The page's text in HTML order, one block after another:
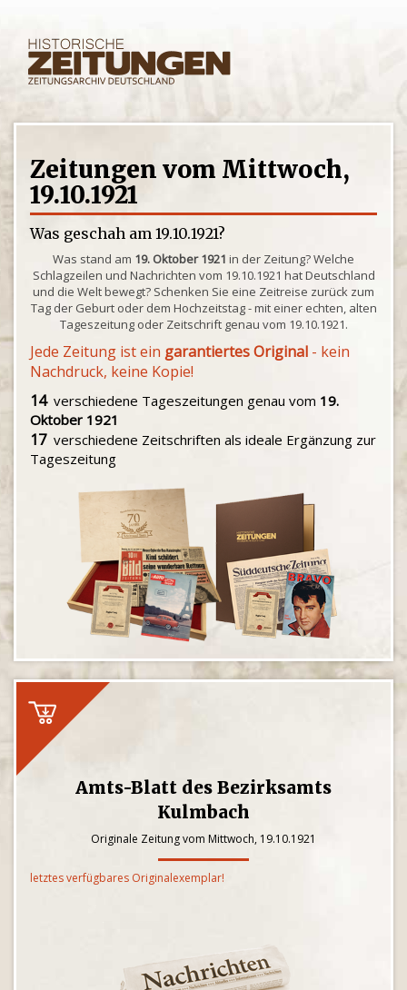
Zeitungen vom Mittwoch,
19.10.1921
Was geschah am 19.10.1921?
Was stand am 19. Oktober 1921 in der Zeitung? Welche
Schlagzeilen und Nachrichten vom 19.10.1921 hat Deutschland
und die Welt bewegt? Schenken Sie eine Zeitreise zurück zum
Tag der Geburt oder dem Hochzeitstag - mit einer echten, alten
Tageszeitung oder Zeitschrift genau vom 19.10.1921.
Jede Zeitung ist ein garantiertes Original - kein
Nachdruck, keine Kopie!
14verschiedene Tageszeitungen genau vom 19.
Oktober 1921
17verschiedene Zeitschriften als ideale Ergänzung zur
Tageszeitung
Amts-Blatt des Bezirksamts
Kulmbach
Originale Zeitung vom Mittwoch, 19.10.1921
letztes verfügbares Originalexemplar!